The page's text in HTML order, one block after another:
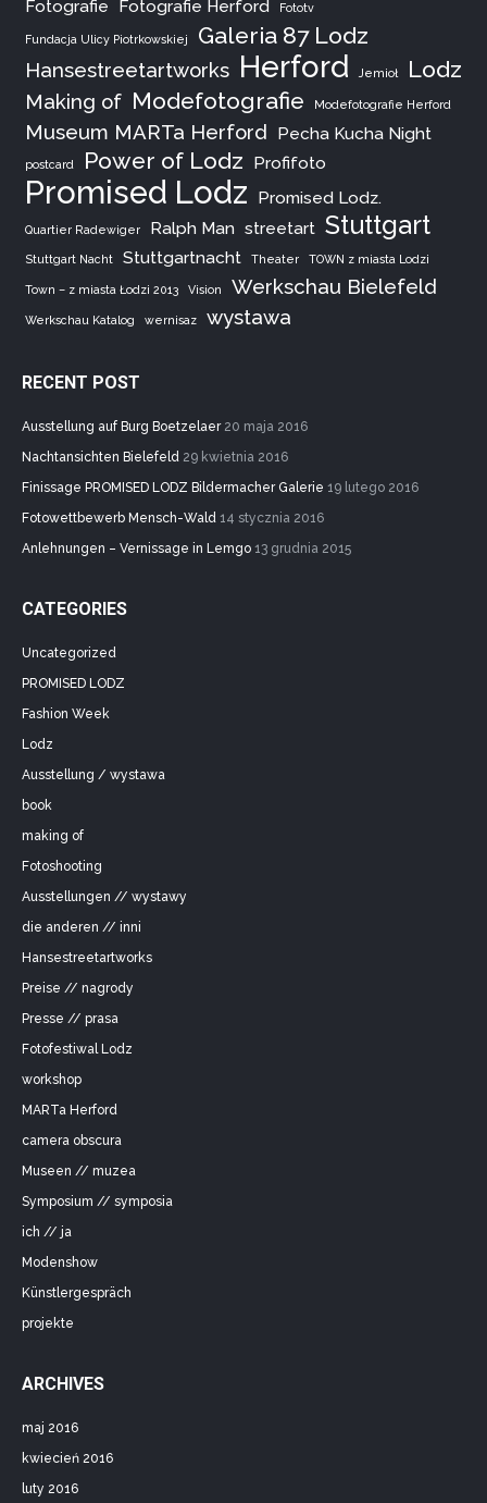
Fotografie Fotografie Herford Fototv
Fundacja Ulicy Piotrkowskiej Galeria 87 Lodz
Hansestreetartworks Herford Jemioł Lodz
Making of Modefotografie Modefotografie Herford
Museum MARTa Herford Pecha Kucha Night
postcard Power of Lodz Profifoto
Promised Lodz Promised Lodz.
Quartier Radewiger Ralph Man streetart Stuttgart
Stuttgart Nacht Stuttgartnacht Theater TOWN z miasta Lodzi
Town – z miasta Łodzi 2013 Vision Werkschau Bielefeld
Werkschau Katalog wernisaz wystawa
RECENT POST
Ausstellung auf Burg Boetzelaer 20 maja 2016
Nachtansichten Bielefeld 29 kwietnia 2016
Finissage PROMISED LODZ Bildermacher Galerie 19 lutego 2016
Fotowettbewerb Mensch-Wald 14 stycznia 2016
Anlehnungen – Vernissage in Lemgo 13 grudnia 2015
CATEGORIES
Uncategorized
PROMISED LODZ
Fashion Week
Lodz
Ausstellung / wystawa
book
making of
Fotoshooting
Ausstellungen // wystawy
die anderen // inni
Hansestreetartworks
Preise // nagrody
Presse // prasa
Fotofestiwal Lodz
workshop
MARTa Herford
camera obscura
Museen // muzea
Symposium // symposia
ich // ja
Modenshow
Künstlergespräch
projekte
ARCHIVES
maj 2016
kwiecień 2016
luty 2016